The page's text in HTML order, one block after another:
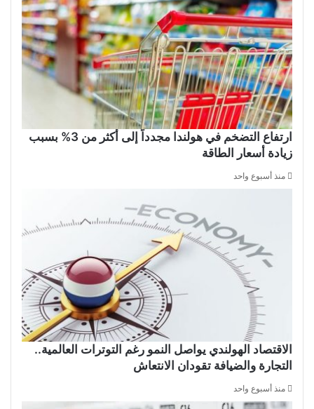
ارتفاع التضخم في هولندا مجدداً إلى أكثر من 3% بسبب
زيادة أسعار الطاقة
منذ أسبوع واحد
الاقتصاد الهولندي يواصل النمو رغم التوترات العالمية..
التجارة والضيافة تقودان الانتعاش
منذ أسبوع واحد